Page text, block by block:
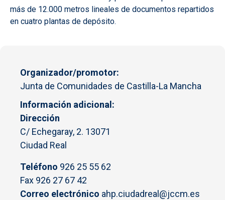
más de 12.000 metros lineales de documentos repartidos
en cuatro plantas de depósito.
Organizador/promotor
Junta de Comunidades de Castilla-La Mancha
Información adicional
Dirección
C/ Echegaray, 2. 13071
Ciudad Real
Teléfono 926 25 55 62
Fax 926 27 67 42
Correo electrónico ahp.ciudadreal@jccm.es